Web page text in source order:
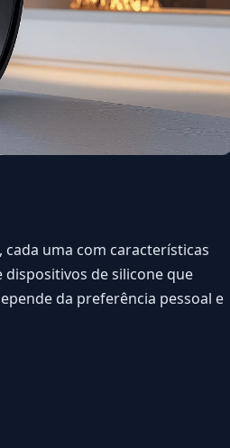
, cada uma com características
dispositivos de silicone que
da preferência pessoal e